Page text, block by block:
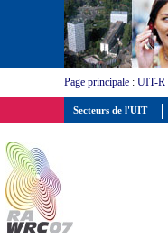
Page principale : UIT-R
Secteurs de l'UIT